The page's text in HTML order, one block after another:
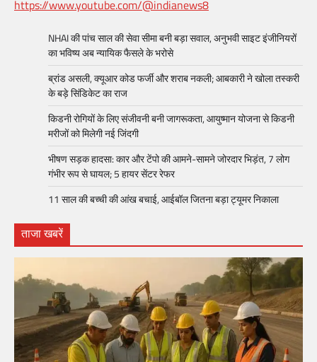
https://www.youtube.com/@indianews8
NHAI की पांच साल की सेवा सीमा बनी बड़ा सवाल, अनुभवी साइट इंजीनियरों
का भविष्य अब न्यायिक फैसले के भरोसे
ब्रांड असली, क्यूआर कोड फर्जी और शराब नकली; आबकारी ने खोला तस्करी
के बड़े सिंडिकेट का राज
किडनी रोगियों के लिए संजीवनी बनी जागरूकता, आयुष्मान योजना से किडनी
मरीजों को मिलेगी नई जिंदगी
भीषण सड़क हादसा: कार और टेंपो की आमने-सामने जोरदार भिड़ंत, 7 लोग
गंभीर रूप से घायल; 5 हायर सेंटर रेफर​
11 साल की बच्ची की आंख बचाई, आईबॉल जितना बड़ा ट्यूमर निकाला
ताजा खबरें